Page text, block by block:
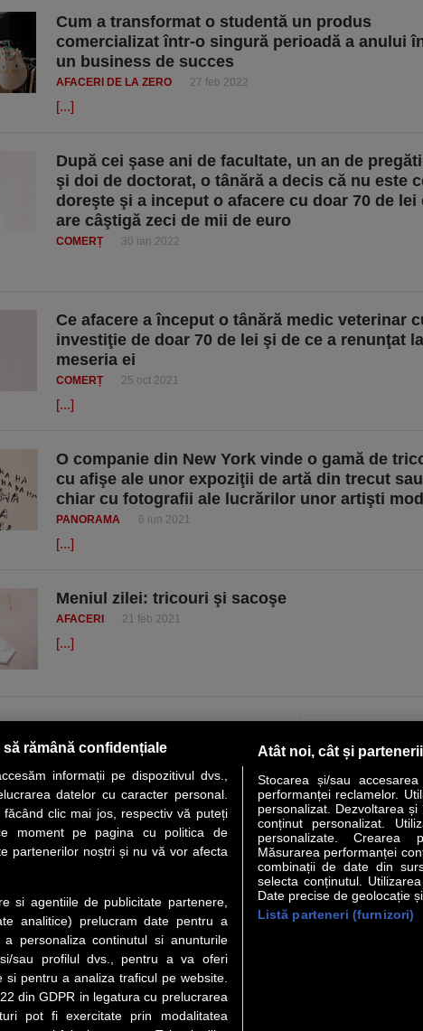
Cum a transformat o studentă un produs
comercializat într-o singură perioadă a anului
un business de succes
AFACERI DE LA ZERO 27 feb 2022
[...]
După cei şase ani de facultate, un an de
şi doi de doctorat, o tânără a decis că nu este
doreşte şi a inceput o afacere cu doar 70 de lei
are câştigă zeci de mii de euro
COMERȚ 30 ian 2022
Ce afacere a început o tânără medic veterinar
investiţie de doar 70 de lei şi de ce a renunţat la
meseria ei
COMERȚ 25 oct 2021
[...]
O companie din New York vinde o gamă de
cu afişe ale unor expoziţii de artă din trecut sau
chiar cu fotografii ale lucrărilor unor artişti
PANORAMA 6 iun 2021
[...]
Meniul zilei: tricouri şi sacoşe
AFACERI 21 feb 2021
[...]
COVER STORY LIDERI ANALIZE HI-TECH
iarul Financiar
Despre Noi
Contact Redactie
Contact Marketing
Contact Vanzari
Abonamente print
Politica de confidentialitate
Termeni si conditii
About cookies
să rămână confidențiale
informații pe dispozitivul dvs.,
datelor cu caracter personal.
clic mai jos, respectiv vă puteți
moment pe pagina cu politica de
partenerilor noștri și nu vă vor afecta
si agentiile de publicitate partenere,
analitice) prelucram date pentru a
personaliza continutul si anunturile
sau profilul dvs., pentru a va oferi
pentru a analiza traficul pe website.
din GDPR in legatura cu prelucrarea
pot fi exercitate prin modalitatea
Atât noi, cât și
Stocarea și/sau
performanței reclamelor.
personalizat. Dezvoltarea
conținut personalizat.
personalizate. Crearea
Măsurarea performanței
combinații de date din
selecta conținutul.
Date precise de geolocație
Listă parteneri (furnizori)